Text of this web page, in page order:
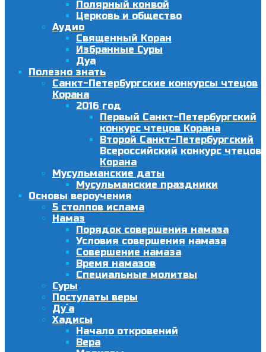
Полярный конвой
Церковь и общество
Аудио
Священный Коран
Избранные Суры
Дуа
Полезно знать
Санкт-Петербургские конкурсы чтецов
Корана
2016 год
Первый Санкт-Петербургский
конкурс чтецов Корана
Второй Санкт-Петербургский
Всероссийский конкурс чтецов
Корана
Мусульманские даты
Мусульманские праздники
Основы вероучения
5 столпов ислама
Намаз
Порядок совершения намаза
Условия совершения намаза
Совершение намаза
Время намазов
Специальные молитвы
Суры
Постулаты веры
Ду´а
Хадисы
Начало откровений
Вера